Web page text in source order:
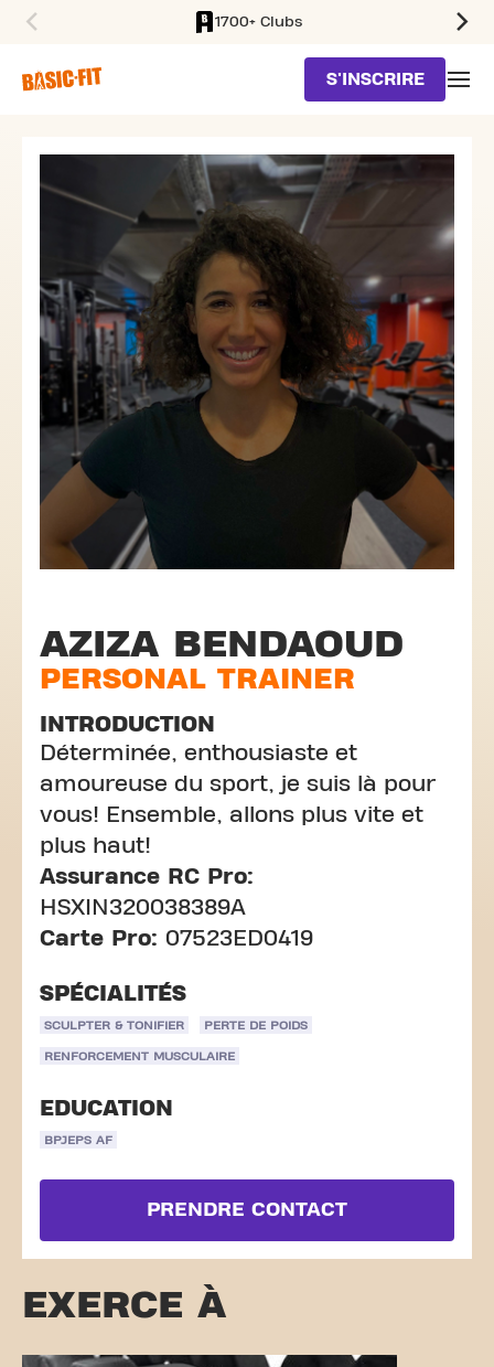
1700+ Clubs
S'INSCRIRE
AZIZA BENDAOUD
PERSONAL TRAINER
INTRODUCTION
Déterminée, enthousiaste et
amoureuse du sport, je suis là pour
vous! Ensemble, allons plus vite et
plus haut!
Assurance RC Pro:
HSXIN320038389A
Carte Pro: 07523ED0419
SPÉCIALITÉS
SCULPTER & TONIFIER PERTE DE POIDS
RENFORCEMENT MUSCULAIRE
EDUCATION
BPJEPS AF
PRENDRE CONTACT
EXERCE À